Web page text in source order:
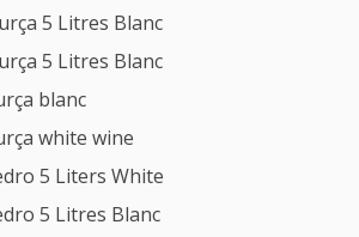
5 Litres Blanc
5 Litres Blanc
blanc
white wine
5 Liters White
5 Litres Blanc